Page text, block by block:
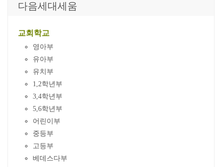
다음세대세움
교회학교
영아부
유아부
유치부
1,2학년부
3,4학년부
5,6학년부
어린이부
중등부
고등부
베데스다부